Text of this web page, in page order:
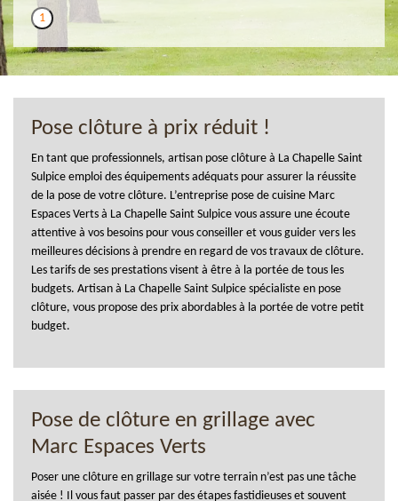
1
Pose clôture à prix réduit !
En tant que professionnels, artisan pose clôture à La Chapelle Saint
Sulpice emploi des équipements adéquats pour assurer la réussite
de la pose de votre clôture. L’entreprise pose de cuisine Marc
Espaces Verts à La Chapelle Saint Sulpice vous assure une écoute
attentive à vos besoins pour vous conseiller et vous guider vers les
meilleures décisions à prendre en regard de vos travaux de clôture.
Les tarifs de ses prestations visent à être à la portée de tous les
budgets. Artisan à La Chapelle Saint Sulpice spécialiste en pose
clôture, vous propose des prix abordables à la portée de votre petit
budget.
Pose de clôture en grillage avec
Marc Espaces Verts
Poser une clôture en grillage sur votre terrain n’est pas une tâche
aisée ! Il vous faut passer par des étapes fastidieuses et souvent